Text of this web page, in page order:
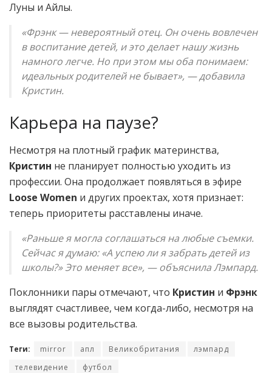
Луны и Айлы.
«Фрэнк — невероятный отец. Он очень вовлечен
в воспитание детей, и это делает нашу жизнь
намного легче. Но при этом мы оба понимаем:
идеальных родителей не бывает», — добавила
Кристин.
Карьера на паузе?
Несмотря на плотный график материнства,
Кристин не планирует полностью уходить из
профессии. Она продолжает появляться в эфире
Loose Women и других проектах, хотя признает:
теперь приоритеты расставлены иначе.
«Раньше я могла соглашаться на любые съемки.
Сейчас я думаю: «А успею ли я забрать детей из
школы?» Это меняет все», — объяснила Лэмпард.
Поклонники пары отмечают, что Кристин и Фрэнк
выглядят счастливее, чем когда-либо, несмотря на
все вызовы родительства.
Теги: mirror апл Великобритания
лэмпард
телевидение
футбол